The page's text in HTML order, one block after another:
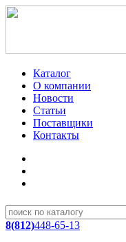
Каталог
О компании
Новости
Статьи
Поставщики
Контакты
8(812)448-65-13